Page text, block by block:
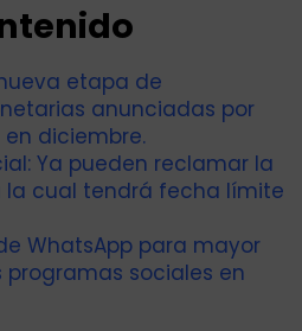
etapa de
anunciadas por
diciembre.
Ya pueden reclamar la
cual tendrá fecha límite
WhatsApp para mayor
sociales en